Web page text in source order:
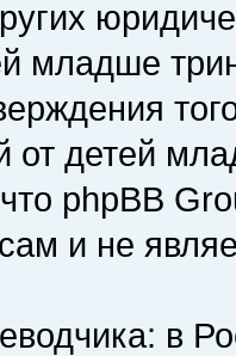
младше
от детей
phpBB
и не
в